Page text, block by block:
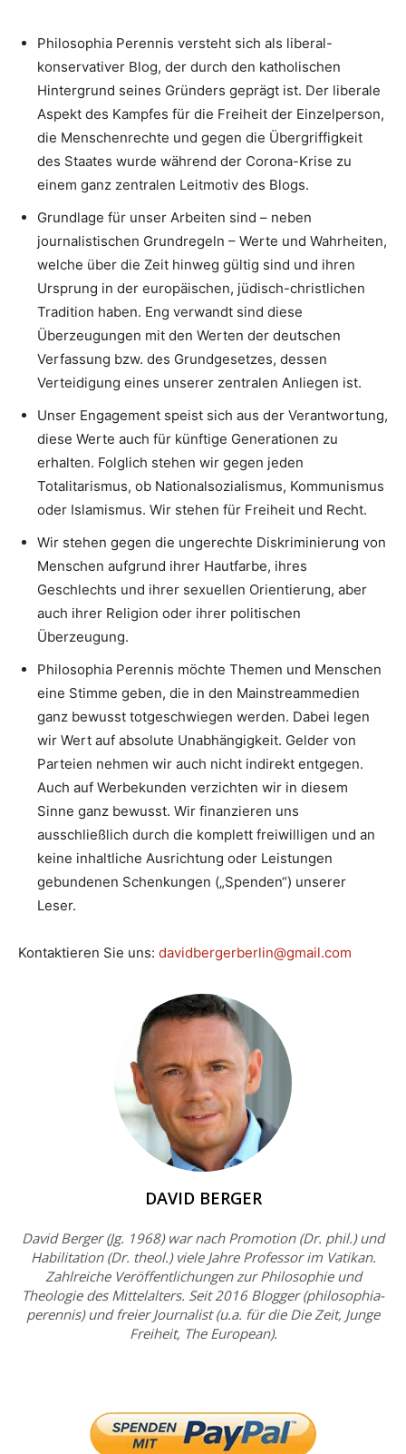
Philosophia Perennis versteht sich als liberal-
konservativer Blog, der durch den katholischen
Hintergrund seines Gründers geprägt ist. Der liberale
Aspekt des Kampfes für die Freiheit der Einzelperson,
die Menschenrechte und gegen die Übergriffigkeit
des Staates wurde während der Corona-Krise zu
einem ganz zentralen Leitmotiv des Blogs.
Grundlage für unser Arbeiten sind – neben
journalistischen Grundregeln – Werte und Wahrheiten,
welche über die Zeit hinweg gültig sind und ihren
Ursprung in der europäischen, jüdisch-christlichen
Tradition haben. Eng verwandt sind diese
Überzeugungen mit den Werten der deutschen
Verfassung bzw. des Grundgesetzes, dessen
Verteidigung eines unserer zentralen Anliegen ist.
Unser Engagement speist sich aus der Verantwortung,
diese Werte auch für künftige Generationen zu
erhalten. Folglich stehen wir gegen jeden
Totalitarismus, ob Nationalsozialismus, Kommunismus
oder Islamismus. Wir stehen für Freiheit und Recht.
Wir stehen gegen die ungerechte Diskriminierung von
Menschen aufgrund ihrer Hautfarbe, ihres
Geschlechts und ihrer sexuellen Orientierung, aber
auch ihrer Religion oder ihrer politischen
Überzeugung.
Philosophia Perennis möchte Themen und Menschen
eine Stimme geben, die in den Mainstreammedien
ganz bewusst totgeschwiegen werden. Dabei legen
wir Wert auf absolute Unabhängigkeit. Gelder von
Parteien nehmen wir auch nicht indirekt entgegen.
Auch auf Werbekunden verzichten wir in diesem
Sinne ganz bewusst. Wir finanzieren uns
ausschließlich durch die komplett freiwilligen und an
keine inhaltliche Ausrichtung oder Leistungen
gebundenen Schenkungen („Spenden“) unserer
Leser.
Kontaktieren Sie uns: davidbergerberlin@gmail.com
DAVID BERGER
David Berger (Jg. 1968) war nach Promotion (Dr. phil.) und
Habilitation (Dr. theol.) viele Jahre Professor im Vatikan.
Zahlreiche Veröffentlichungen zur Philosophie und
Theologie des Mittelalters. Seit 2016 Blogger (philosophia-
perennis) und freier Journalist (u.a. für die Die Zeit, Junge
Freiheit, The European).